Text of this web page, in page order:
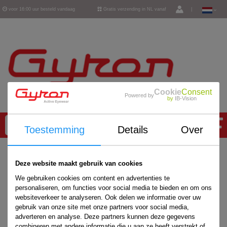
voor 16:00 uur besteld vandaag Gratis verzending in NL vanaf
Powered byCookieConsent
by IB-Vision
Toestemming Details Over
Deze website maakt gebruik van cookies
We gebruiken cookies om content en advertenties te
personaliseren, om functies voor social media te bieden en om ons
websiteverkeer te analyseren. Ook delen we informatie over uw
gebruik van onze site met onze partners voor social media,
adverteren en analyse. Deze partners kunnen deze gegevens